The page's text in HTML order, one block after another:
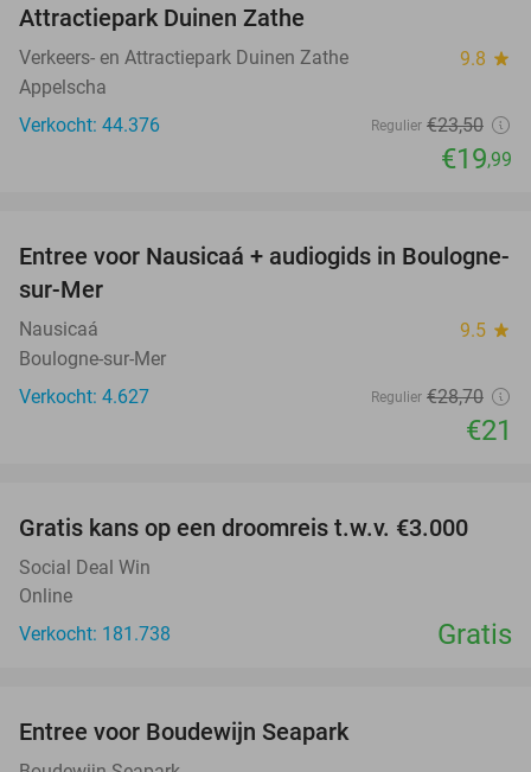
Attractiepark Duinen Zathe
Verkeers- en Attractiepark Duinen Zathe 9.8 star
Appelscha
Verkocht: 44.376
Regulier €23,50
€19,99
27%
Entree voor Nausicaá + audiogids in Boulogne-
sur-Mer
Nausicaá 9.5 star
Boulogne-sur-Mer
Verkocht: 4.627
Regulier €28,70
€21
Gratis kans op een droomreis t.w.v. €3.000
Social Deal Win
Online
Verkocht: 181.738
Gratis
Entree voor Boudewijn Seapark